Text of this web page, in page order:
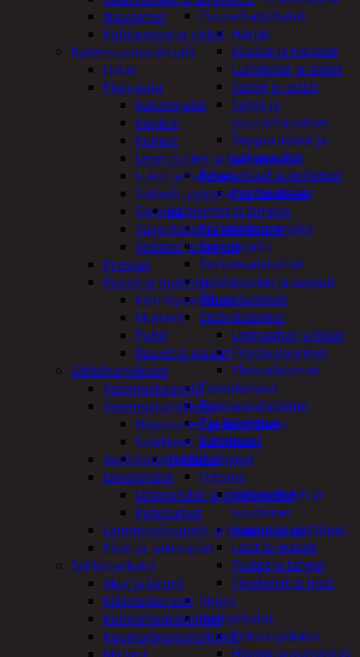
Puutarhatyökalut
Harjat
Kuokat ja haravat
Lumikolat ja lapiot
Saavit ja astiat
Sahat ja
puutarhasakset
Reppuruiskut ja
painepullot
Pihapatsaat ja koristeet
Postilaatikot
Valaisimet ja lamput
Aurinkokennovalot
Koristevalot
Koristevalaisimet
Loisteputket ja lamput
Pihavalaisimet
Sisävalaisimet
Lednauhat ja listat
Pöytävalaisimet
Yleisvalaisimet
Taskulamput
Työmaavalaisimet
Taskulamput
Tarvikkeet
Työkalut
Hitsaus
Hitsauskolvit ja
suuttimet
Kaasut ja polttimet
Lasit ja maskit
Puikot ja langat
Tinakolvit ja tinat
Imurit
Käsityökalut
Erikoistyökalut
Hionta ja puhdistus
Naulaimet
Pulttipyssyt ja räikät
Rakennusmateriaalit
Listat
Pienrauta
Kalustejalat
Koukut
Kulmat
Levyt putket ja kulmaraudat
Lukot ja hakaset
Sakkelit, pylpyrät ja tarvikkeet
Saranat
Vaijerilukot ja klemmarit
Vetimet ja kahvat
Pressut
Ruuvit ja mutterit
Kiinnitysankkurit
Mutterit
Pultit
Ruuvit ja naulat
Sähkötarvikkeet
Asennuskaapelit
Asennustarvikkeet
Nippusiteet ja kiinnikkeet
Sulakkeet ja liittimet
Aurinkopaneelitarvikkeet
Jatkojohdot
Jatkojohdot ja ajastinkellot
Pistotulpat
Lämmityskaapelit ja komponentit
Pisto ja -jakorasiat
Sähkötyökalut
Akut ja laturit
Kiillotuskoneet
Kulmahiomakoneet
Kuumailmapuhaltimet